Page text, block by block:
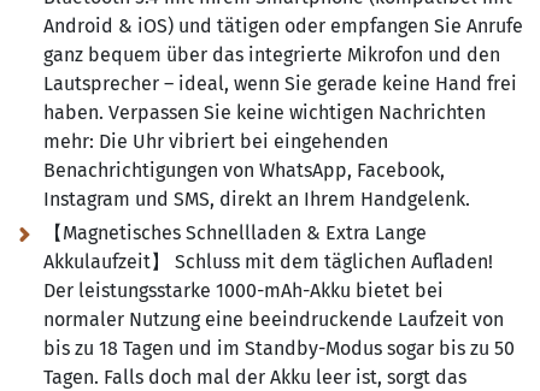
Android & iOS) und tätigen oder empfangen Sie Anrufe
ganz bequem über das integrierte Mikrofon und den
Lautsprecher – ideal, wenn Sie gerade keine Hand frei
haben. Verpassen Sie keine wichtigen Nachrichten
mehr: Die Uhr vibriert bei eingehenden
Benachrichtigungen von WhatsApp, Facebook,
Instagram und SMS, direkt an Ihrem Handgelenk.
【Magnetisches Schnellladen & Extra Lange
Akkulaufzeit】 Schluss mit dem täglichen Aufladen!
Der leistungsstarke 1000-mAh-Akku bietet bei
normaler Nutzung eine beeindruckende Laufzeit von
bis zu 18 Tagen und im Standby-Modus sogar bis zu 50
Tagen. Falls doch mal der Akku leer ist, sorgt das